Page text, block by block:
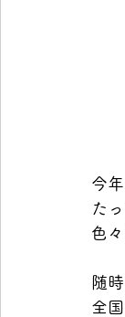
今
た
色
随
全